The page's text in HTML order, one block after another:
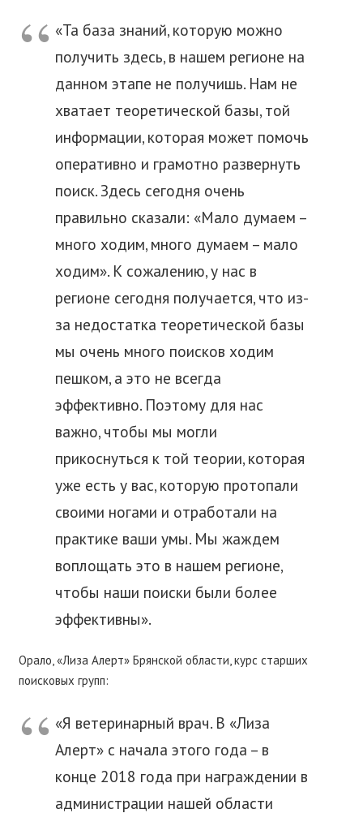
«Та база знаний, которую можно
получить здесь, в нашем регионе на
данном этапе не получишь. Нам не
хватает теоретической базы, той
информации, которая может помочь
оперативно и грамотно развернуть
поиск. Здесь сегодня очень
правильно сказали: «Мало думаем –
много ходим, много думаем – мало
ходим». К сожалению, у нас в
регионе сегодня получается, что из-
за недостатка теоретической базы
мы очень много поисков ходим
пешком, а это не всегда
эффективно. Поэтому для нас
важно, чтобы мы могли
прикоснуться к той теории, которая
уже есть у вас, которую протопали
своими ногами и отработали на
практике ваши умы. Мы жаждем
воплощать это в нашем регионе,
чтобы наши поиски были более
эффективны».
Орало, «Лиза Алерт» Брянской области, курс старших
поисковых групп:
«Я ветеринарный врач. В «Лиза
Алерт» с начала этого года – в
конце 2018 года при награждении в
администрации нашей области